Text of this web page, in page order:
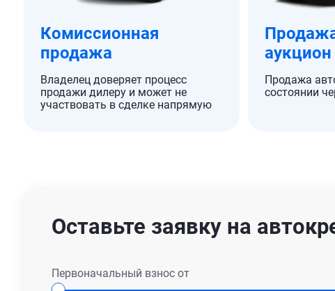
Комиссионная
продажа
Владелец доверяет процесс
продажи дилеру и может не
участвовать в сделке напрямую
аукцион
Продажа
состоянии
Оставьте заявку на
Первоначальный взнос от